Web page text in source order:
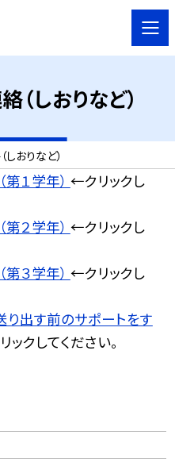
しおりなど）
おりなど）
１学年） ←クリックし
２学年） ←クリックし
３学年） ←クリックし
出す前のサポートをす
ックしてください。